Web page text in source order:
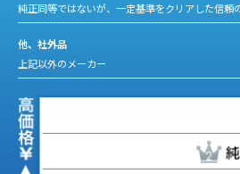
純正同等ではないが、一定基準をクリアした信頼
他、社外品
上記以外のメーカー